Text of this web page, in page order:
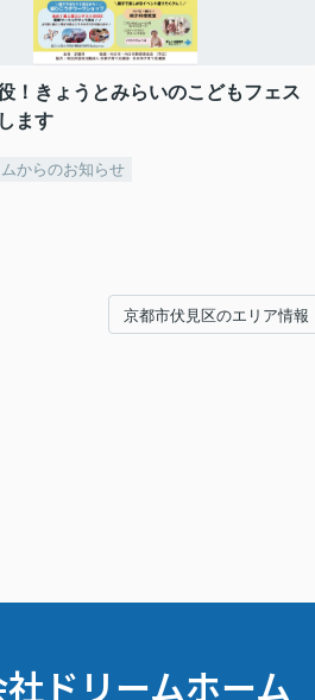
！きょうとみらいのこどもフェス
ます
からのお知らせ
京都市伏見区のエリア情報
ドリームホーム